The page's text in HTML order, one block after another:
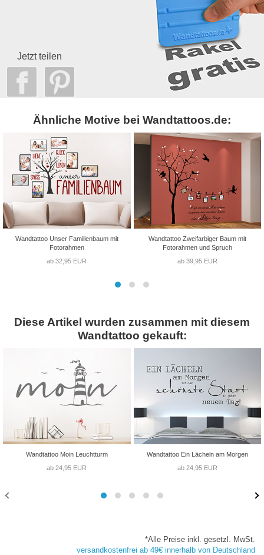
Jetzt teilen
Ähnliche Motive bei Wandtattoos.de:
Wandtattoo Unser Familienbaum mit
Fotorahmen
ab 32,95 EUR
Wandtattoo Zweifarbiger Baum mit
Fotorahmen und Spruch
ab 39,95 EUR
Diese Artikel wurden zusammen mit diesem
Wandtattoo gekauft:
Wandtattoo Moin Leuchtturm
ab 24,95 EUR
Wandtattoo Ein Lächeln am Morgen
ab 24,95 EUR
*Alle Preise inkl. gesetzl. MwSt.
versandkostenfrei ab 49€ innerhalb von Deutschland